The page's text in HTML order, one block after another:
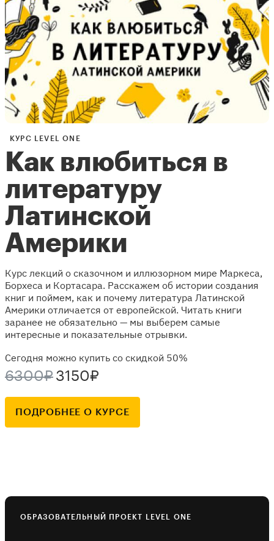
КУРС LEVEL ONE
Как влюбиться в
литературу
Латинской
Америки
Курс лекций о сказочном и иллюзорном мире Маркеса,
Борхеса и Кортасара. Расскажем об истории создания
книг и поймем, как и почему литература Латинской
Америки отличается от европейской. Читать книги
заранее не обязательно — мы выберем самые
интересные и показательные отрывки.
Сегодня можно купить со скидкой 50%
6300₽ 3150₽
ПОДРОБНЕЕ О КУРСЕ
ОБРАЗОВАТЕЛЬНЫЙ ПРОЕКТ LEVEL ONE